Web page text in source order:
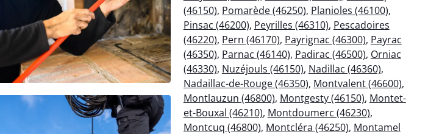
(46150), Pomarède (46250), Planioles (46100),
Pinsac (46200), Peyrilles (46310), Pescadoires
(46220), Pern (46170), Payrignac (46300), Payrac
(46350), Parnac (46140), Padirac (46500), Orniac
(46330), Nuzéjouls (46150), Nadillac (46360),
Nadaillac-de-Rouge (46350), Montvalent (46600),
Montlauzun (46800), Montgesty (46150), Montet-
et-Bouxal (46210), Montdoumerc (46230),
Montcuq (46800), Montcléra (46250), Montamel